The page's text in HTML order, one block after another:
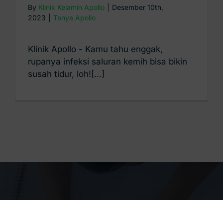
By Klinik Kelamin Apollo
Desember 10th,
2023
Tanya Apollo
Klinik Apollo - Kamu tahu enggak,
rupanya infeksi saluran kemih bisa bikin
susah tidur, loh![...]